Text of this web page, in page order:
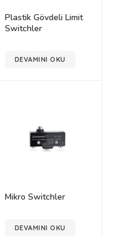
Plastik Gövdeli Limit
Switchler
DEVAMINI OKU
Mikro Switchler
DEVAMINI OKU